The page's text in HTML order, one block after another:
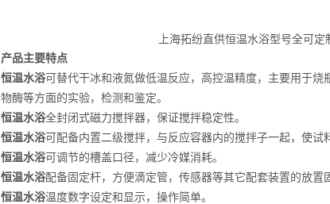
上海拓纷直供恒温水浴型号全可
产品主要特点
恒温水浴可替代干冰和液氮做低温反应，高控温精度，主要用于
物酶等方面的实验，检测和鉴定。
恒温水浴全封闭式磁力搅拌器，保证搅拌稳定性。
恒温水浴可配备内置二级搅拌，与反应容器内的搅拌子一起，使试
恒温水浴可调节的槽盖口径，减少冷媒消耗。
恒温水浴配备固定杆，方便滴定管，传感器等其它配套装置的放置
恒温水浴温度数字设定和显示，操作简单。